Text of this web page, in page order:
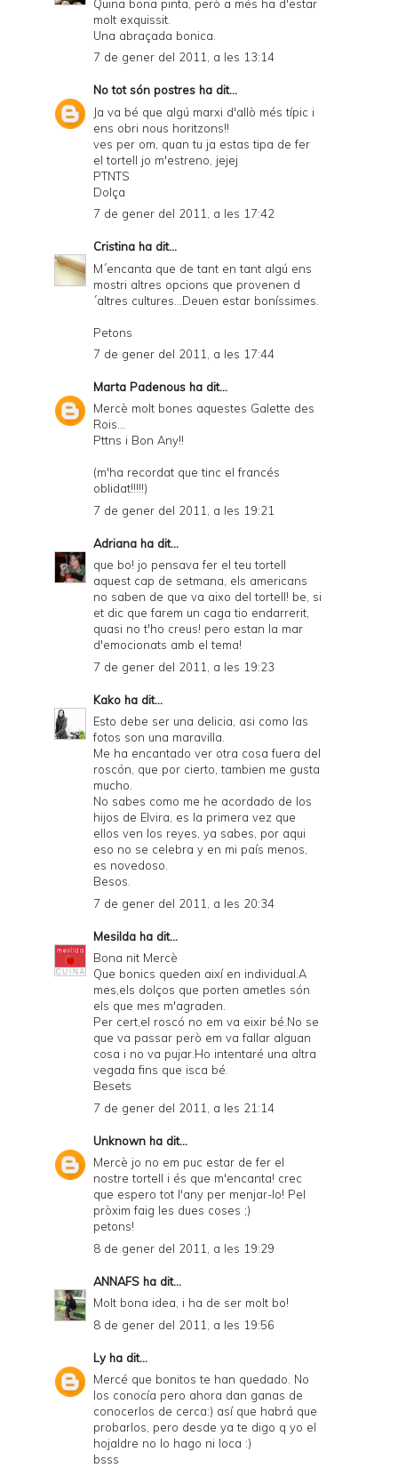
Quina bona pinta, però a més ha d'estar
molt exquissit.
Una abraçada bonica.
7 de gener del 2011, a les 13:14
No tot són postres ha dit...
Ja va bé que algú marxi d'allò més típic i
ens obri nous horitzons!!
ves per om, quan tu ja estas tipa de fer
el tortell jo m'estreno, jejej
PTNTS
Dolça
7 de gener del 2011, a les 17:42
Cristina ha dit...
M´encanta que de tant en tant algú ens
mostri altres opcions que provenen d
´altres cultures...Deuen estar boníssimes.
Petons
7 de gener del 2011, a les 17:44
Marta Padenous ha dit...
Mercè molt bones aquestes Galette des
Rois...
Pttns i Bon Any!!
(m'ha recordat que tinc el francés
oblidat!!!!!)
7 de gener del 2011, a les 19:21
Adriana ha dit...
que bo! jo pensava fer el teu tortell
aquest cap de setmana, els americans
no saben de que va aixo del tortell! be, si
et dic que farem un caga tio endarrerit,
quasi no t'ho creus! pero estan la mar
d'emocionats amb el tema!
7 de gener del 2011, a les 19:23
Kako ha dit...
Esto debe ser una delicia, asi como las
fotos son una maravilla.
Me ha encantado ver otra cosa fuera del
roscón, que por cierto, tambien me gusta
mucho.
No sabes como me he acordado de los
hijos de Elvira, es la primera vez que
ellos ven los reyes, ya sabes, por aqui
eso no se celebra y en mi país menos,
es novedoso.
Besos.
7 de gener del 2011, a les 20:34
Mesilda ha dit...
Bona nit Mercè
Que bonics queden així en individual.A
mes,els dolços que porten ametles són
els que mes m'agraden.
Per cert,el roscó no em va eixir bé.No se
que va passar però em va fallar alguan
cosa i no va pujar.Ho intentaré una altra
vegada fins que isca bé.
Besets
7 de gener del 2011, a les 21:14
Unknown ha dit...
Mercè jo no em puc estar de fer el
nostre tortell i és que m'encanta! crec
que espero tot l'any per menjar-lo! Pel
pròxim faig les dues coses ;)
petons!
8 de gener del 2011, a les 19:29
ANNAFS ha dit...
Molt bona idea, i ha de ser molt bo!
8 de gener del 2011, a les 19:56
Lyha dit...
Mercé que bonitos te han quedado. No
los conocía pero ahora dan ganas de
conocerlos de cerca:) así que habrá que
probarlos, pero desde ya te digo q yo el
hojaldre no lo hago ni loca :)
bsss